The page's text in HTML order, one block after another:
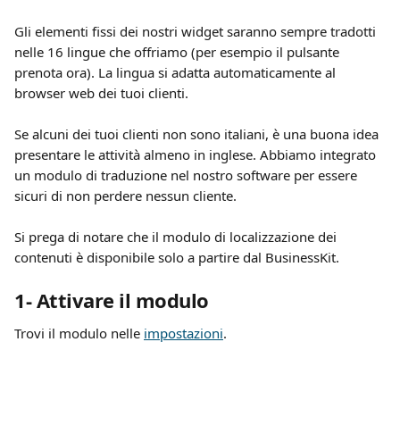
Gli elementi fissi dei nostri widget saranno sempre tradotti
nelle 16 lingue che offriamo (per esempio il pulsante
prenota ora). La lingua si adatta automaticamente al
browser web dei tuoi clienti.
Se alcuni dei tuoi clienti non sono italiani, è una buona idea
presentare le attività almeno in inglese. Abbiamo integrato
un modulo di traduzione nel nostro software per essere
sicuri di non perdere nessun cliente.
Si prega di notare che il modulo di localizzazione dei
contenuti è disponibile solo a partire dal BusinessKit.
1- Attivare il modulo
Trovi il modulo nelle impostazioni.